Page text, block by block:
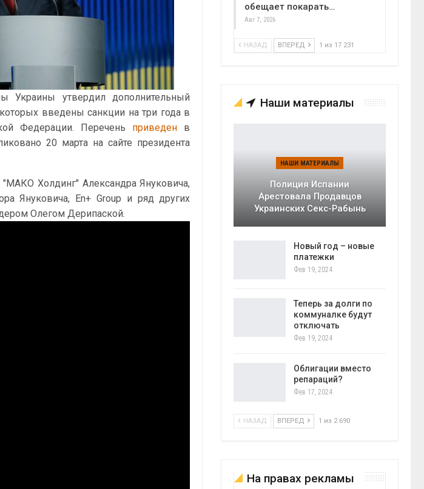
Украины утвердил дополнительный
введены санкции на три года в
Федерации. Перечень приведен в
20 марта на сайте президента
Холдинг" Александра Януковича,
Януковича, En+ Group и ряд других
Олегом Дерипаской.
обещает покарать…
Авг 7, 2026
НАЗАД ВПЕРЕД 1 из 17 231
Наши материалы
НАШИ МАТЕРИАЛЫ
Полиция Испании
Арестовала Продавцов
Украинских Секс-Рабынь
Новый год – новые
платежки
Фев 19, 2024
Теперь за долги по
коммуналке будут
отключать
Фев 19, 2024
Облигации вместо
репараций?
Фев 17, 2024
НАЗАД ВПЕРЕД 1 из 2 690
На правах рекламы